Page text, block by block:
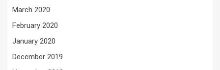
March 2020
February 2020
January 2020
December 2019